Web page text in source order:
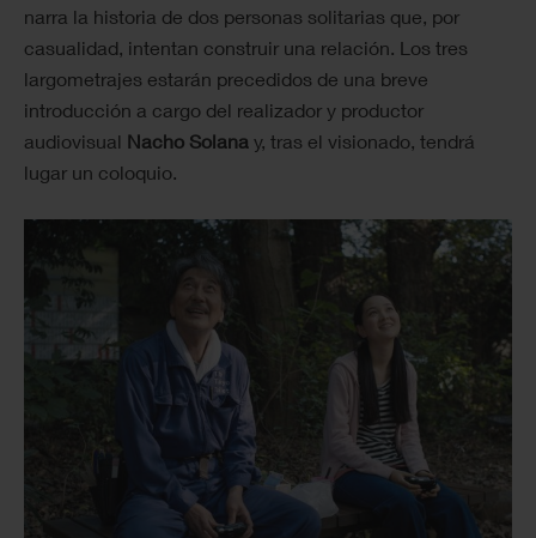
narra la historia de dos personas solitarias que, por
casualidad, intentan construir una relación. Los tres
largometrajes estarán precedidos de una breve
introducción a cargo del realizador y productor
audiovisual Nacho Solana y, tras el visionado, tendrá
lugar un coloquio.